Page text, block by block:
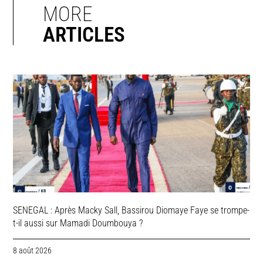
MORE
ARTICLES
SENEGAL : Après Macky Sall, Bassirou Diomaye Faye se trompe-
t-il aussi sur Mamadi Doumbouya ?
8 août 2026